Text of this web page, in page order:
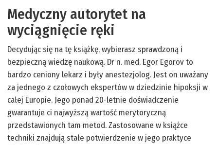
Medyczny autorytet na
wyciągnięcie ręki
Decydując się na tę książkę, wybierasz sprawdzoną i
bezpieczną wiedzę naukową. Dr n. med. Egor Egorov to
bardzo ceniony lekarz i były anestezjolog. Jest on uważany
za jednego z czołowych ekspertów w dziedzinie hipoksji w
całej Europie. Jego ponad 20-letnie doświadczenie
gwarantuje ci najwyższą wartość merytoryczną
przedstawionych tam metod. Zastosowane w książce
techniki znajdują stałe potwierdzenie w jego praktyce